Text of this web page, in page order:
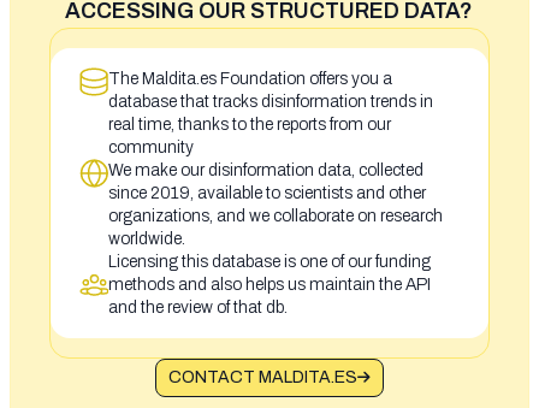
ACCESSING OUR STRUCTURED DATA?
The Maldita.es Foundation offers you a
database that tracks disinformation trends in
real time, thanks to the reports from our
community
We make our disinformation data, collected
since 2019, available to scientists and other
organizations, and we collaborate on research
worldwide.
Licensing this database is one of our funding
methods and also helps us maintain the API
and the review of that db.
CONTACT MALDITA.ES